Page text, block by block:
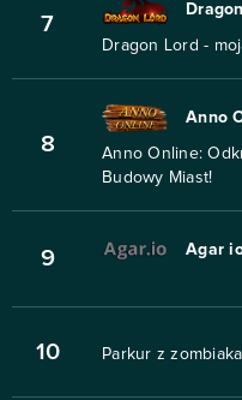
7
Dragon Lord -
8
Anno
Anno Online:
Budowy Miast!
9 Agar
10 Parkur z